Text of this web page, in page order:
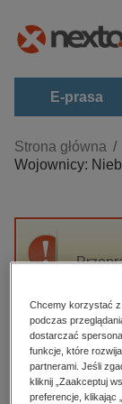
E-prasa
Kategorie
Zobacz
darmowe
edukacja
hobby,
Strona główna
Wojownicy:
High-contrast mode
Polecane
Chcemy korzystać
podczas
dostarczać
funkcje, które
partnerami. Jeśli
kliknij „Zaakceptuj
preferencje, klikając